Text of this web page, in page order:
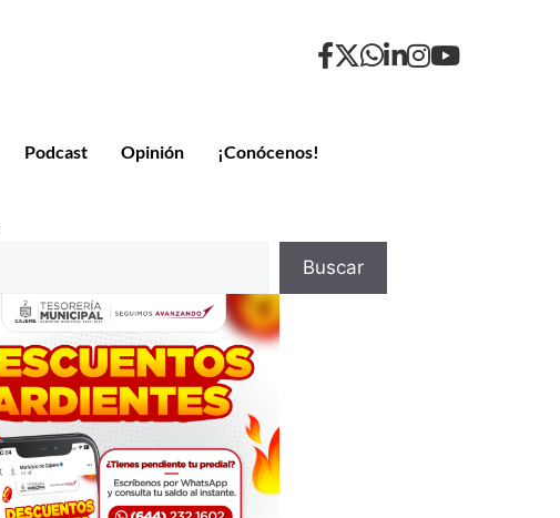
Podcast Opinión ¡Conócenos!
Buscar